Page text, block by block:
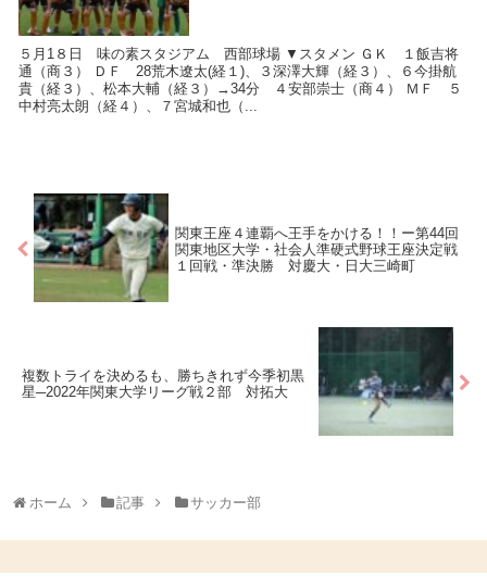
５月1８日 味の素スタジアム 西部球場 ▼スタメン ＧＫ １飯吉将
通（商３） ＤＦ 28荒木遼太(経１)、３深澤大輝（経３）、６今掛航
貴（経３）、松本大輔（経３）→34分 ４安部崇士（商４） ＭＦ ５
中村亮太朗（経４）、７宮城和也（...
関東王座４連覇へ王手をかける！！ー第44回
関東地区大学・社会人準硬式野球王座決定戦
１回戦・準決勝 対慶大・日大三崎町
複数トライを決めるも、勝ちきれず今季初黒
星─2022年関東大学リーグ戦２部 対拓大
ホーム 記事 サッカー部